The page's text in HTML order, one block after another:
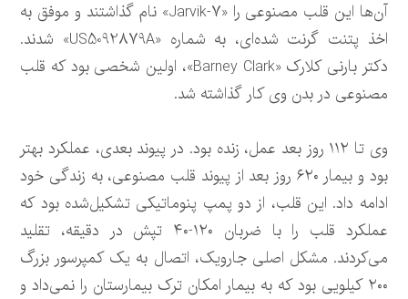
آن‌ها این قلب مصنوعی را «Jarvik-7» نام گذاشتند و موفق به
اخذ پتنت گرنت شده‌ای، به شماره «US5092879A» شدند.
دکتر بارنی کلارک «Barney Clark»، اولین شخصی بود که قلب
مصنوعی در بدن وی کار گذاشته شد.
وی تا ۱۱۲ روز بعد عمل، زنده بود. در پیوند بعدی، عملکرد بهتر
بود و بیمار ۶۲۰ روز بعد از پیوند قلب مصنوعی، به زندگی خود
ادامه داد. این قلب، از دو پمپ پنوماتیکی تشکیل‌شده بود که
عملکرد قلب را با ضربان ۱۲۰-۴۰ تپش در دقیقه، تقلید
می‌کردند. مشکل اصلی جارویک، اتصال به یک کمپرسور بزرگ
۲۰۰ کیلویی بود که به بیمار امکان ترک بیمارستان را نمی‌داد و